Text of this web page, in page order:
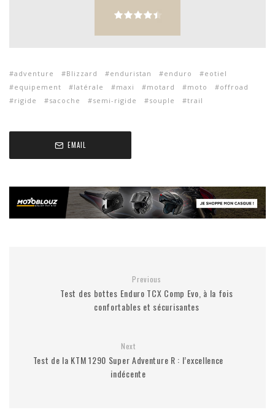
adventure Blizzard enduristan enduro
eotiel
equipement
latérale maxi motard moto
offroad
rigide
sacoche semi-rigide souple trail
EMAIL
Previous
Test des bottes Enduro TCX Comp Evo, à la fois
confortables et sécurisantes
Next
Test de la KTM 1290 Super Adventure R : l’excellence
indécente